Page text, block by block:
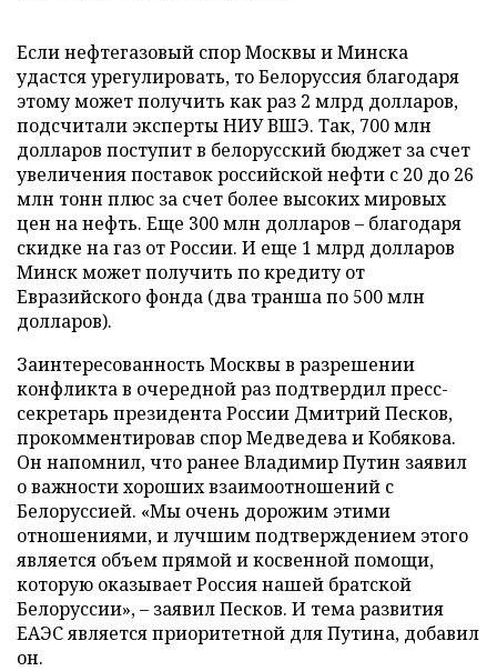
Если нефтегазовый спор Москвы и Минска
удастся урегулировать, то Белоруссия благодаря
этому может получить как раз 2 млрд долларов,
подсчитали эксперты НИУ ВШЭ. Так, 700 млн
долларов поступит в белорусский бюджет за счет
увеличения поставок российской нефти с 20 до 26
млн тонн плюс за счет более высоких мировых
цен на нефть. Еще 300 млн долларов – благодаря
скидке на газ от России. И еще 1 млрд долларов
Минск может получить по кредиту от
Евразийского фонда (два транша по 500 млн
долларов).
Заинтересованность Москвы в разрешении
конфликта в очередной раз подтвердил пресс-
секретарь президента России Дмитрий Песков,
прокомментировав спор Медведева и Кобякова.
Он напомнил, что ранее Владимир Путин заявил
о важности хороших взаимоотношений с
Белоруссией. «Мы очень дорожим этими
отношениями, и лучшим подтверждением этого
является объем прямой и косвенной помощи,
которую оказывает Россия нашей братской
Белоруссии», – заявил Песков. И тема развития
ЕАЭС является приоритетной для Путина, добавил
он.